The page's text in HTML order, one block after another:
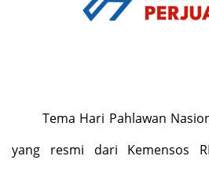
Tema Hari Pahlawan
yang resmi dari Kemensos